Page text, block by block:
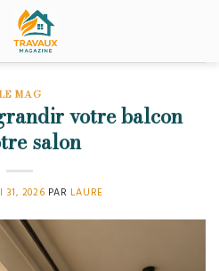
LE MAG
votre balcon
salon
31, 2026 PAR LAURE